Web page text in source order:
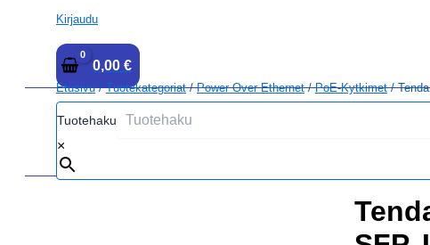
Kirjaudu
0,00€
Etusivu/Tuotekategoriat/Power Over Ethernet/PoE-Kytkimet/ Tenda
Tuotehaku
×